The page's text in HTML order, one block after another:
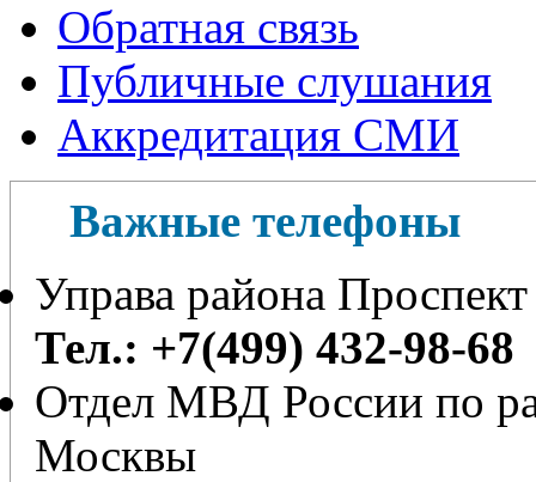
Обратная связь
Публичные слушания
Аккредитация СМИ
Важные телефоны
Управа района
Тел.: +7(499) 432-98-68
Отдел МВД России по
Москвы